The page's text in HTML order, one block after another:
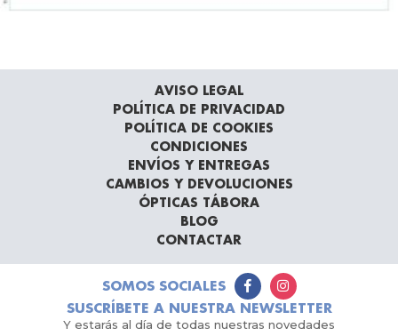
AVISO LEGAL
POLÍTICA DE PRIVACIDAD
POLÍTICA DE COOKIES
CONDICIONES
ENVÍOS Y ENTREGAS
CAMBIOS Y DEVOLUCIONES
ÓPTICAS TÁBORA
BLOG
CONTACTAR
SOMOS SOCIALES
SUSCRÍBETE A NUESTRA NEWSLETTER
Y estarás al día de todas nuestras novedades